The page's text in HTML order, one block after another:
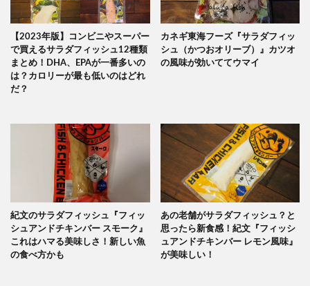
【2023年版】コンビニやスーパー
で買えるサラダフィッシュ12種類
まとめ！DHA、EPAが一番多いの
は？カロリーが最も低いのはどれ
だ？
カネギ東海フーズ『サラダフィッ
シュ（かつおオリーブ）』カツオ
の風味が効いててウマイ
紀文のサラダフィッシュ『フィッ
シュアンドチキンバー スモーク』
これはハマる美味しさ！新しい魚
の食べ方かも
あの老舗がサラダフィッシュ？と
思ったら新食感！紀文『フィッシ
ュアンドチキンバー レモン風味』
が美味しい！